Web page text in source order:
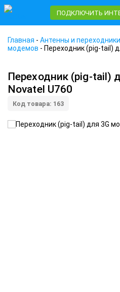
ПОДКЛЮЧИТЬ
Главная - Антенны и переходники
модемов - Переходник (pig-tail)
Переходник (pig-tail)
Novatel U760
Код товара: 163